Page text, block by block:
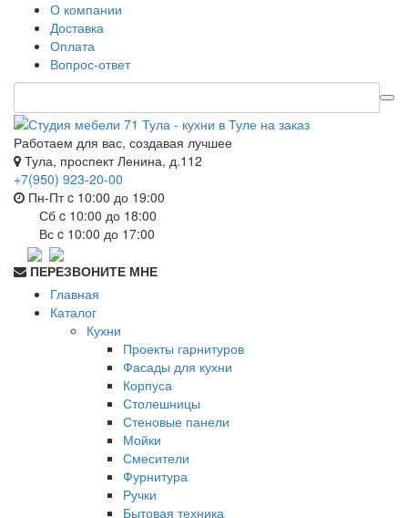
О компании
Доставка
Оплата
Вопрос-ответ
Работаем для вас, создавая лучшее
Тула, проспект Ленина, д.112
+7(950) 923-20-00
Пн-Пт c 10:00 до 19:00
Сб c 10:00 до 18:00
Вс c 10:00 до 17:00
ПЕРЕЗВОНИТЕ МНЕ
Главная
Каталог
Кухни
Проекты гарнитуров
Фасады для кухни
Корпуса
Столешницы
Стеновые панели
Мойки
Смесители
Фурнитура
Ручки
Бытовая техника